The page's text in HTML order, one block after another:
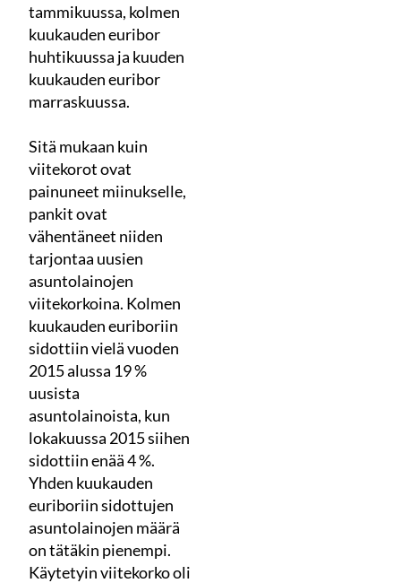
tammikuussa, kolmen
kuukauden euribor
huhtikuussa ja kuuden
kuukauden euribor
marraskuussa.
Sitä mukaan kuin
viitekorot ovat
painuneet miinukselle,
pankit ovat
vähentäneet niiden
tarjontaa uusien
asuntolainojen
viitekorkoina. Kolmen
kuukauden euriboriin
sidottiin vielä vuoden
2015 alussa 19 %
uusista
asuntolainoista, kun
lokakuussa 2015 siihen
sidottiin enää 4 %.
Yhden kuukauden
euriboriin sidottujen
asuntolainojen määrä
on tätäkin pienempi.
Käytetyin viitekorko oli